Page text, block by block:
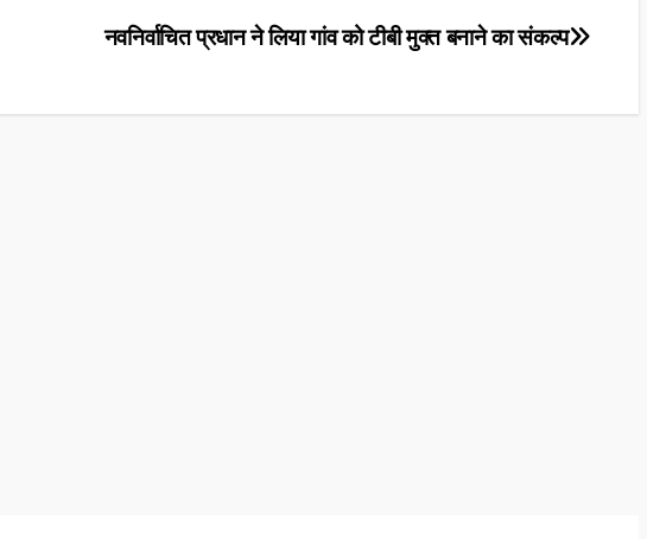
नवनिर्वाचित प्रधान ने लिया गांव को टीबी मुक्त बनाने का संकल्प